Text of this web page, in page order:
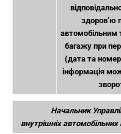
здоров’ю
автомобільним
багажу при
(дата та
інформація
Начальник
внутрішніх